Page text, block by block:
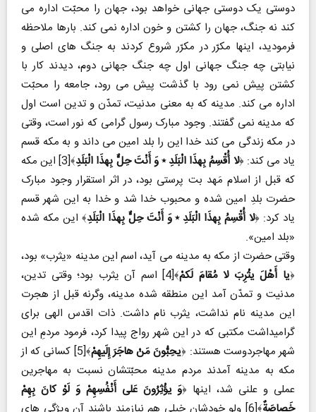
دوستی یک دوستی جهانی خواهد بود، جهان را محبّت اداره می
کند نه جنگ، جهان را کشتن و خون اداره نمی کند. بارها ملاحظه
فرمودید، اینها مکرّر در مکرّر شروع کردند به جنگ های اصلی و
نیابتی چه جنگ جهانی اول چه جنگ جهانی دوم، دیدند کار با
کشتن پیش نمی رود با گذشت پیش می رود، جامعه را محبّت
اداره می کند. مدینه که به معنی مدنیت، تمدّن و تدین است اول
که مدینه نمی گفتند. وجود مبارک رسول گرامی که نور است، وقتی
در مکه زندگی می کند خدا این را بلد امین می داند و به مکه قسم
یاد می کند: ﴿لا أُقْسِمُ بِهذَا الْبَلَدِ ٭ وَ أَنْتَ حِلٌّ بِهذَا الْبَلَدِ
﴾[3] این مکه
که قبل از اسلام مَهد بت پرستی بود، در اثر استقرار وجود مبارک
حضرت بلدِ امین شده و محبوب خدا شد و خدا به این شهر قسم
یاد کرد: ﴿لا أُقْسِمُ بِهذَا الْبَلَدِ ٭ وَ أَنْتَ حِلٌّ بِهذَا الْبَلَدِ﴾ این مکه شده
«بلد امین».
وقتی حضرت از مکه به مدینه می آید، اسم این مدینه «یثرب» بود،
﴿یا أَهْلَ یثْرِبَ لا مُقامَ لَکمْ
﴾[4] اسم آن یثرب بود؛ وقتی تدین،
مدنیت و تمدّن آمد این منطقه شده مدینه، وگرنه قبل از هجرت
این مدینه نام نداشت، یثرب نام داشت. ذات اقدس الهی برای
گرامیداشت مکتبی که در این شهر رواج پیدا کرد، فرمود مردمِ این
شهر مهاجردوست هستند: ﴿یحِبُّونَ مَنْ هاجَرَ إِلَیهِمْ
﴾[5] کسانی که از
مکه به مدینه آمدند مردم مدینه محبّتشان نسبت به مهاجرین
عملی و علنی شد، اینها ﴿وَ یؤْثِرُونَ عَلی أَنْفُسِهِمْ وَ لَوْ کانَ بِهِمْ